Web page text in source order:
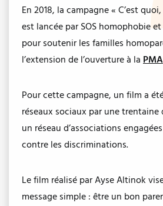
En 2018, la campagne « C’est
est lancée par SOS homophobie
pour soutenir les familles
l’extension de l’ouverture à la PMA
Pour cette campagne, un film a
réseaux sociaux par une
un réseau d’associations
contre les discriminations.
Le film réalisé par Ayse Altinok
message simple : être un bon